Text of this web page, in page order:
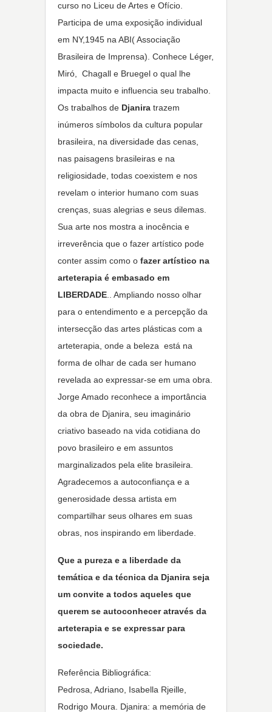
curso no Liceu de Artes e Ofício.
Participa de uma exposição individual
em NY,1945 na ABI( Associação
Brasileira de Imprensa). Conhece Léger,
Miró, Chagall e Bruegel o qual lhe
impacta muito e influencia seu trabalho.
Os trabalhos de Djanira trazem
inúmeros símbolos da cultura popular
brasileira, na diversidade das cenas,
nas paisagens brasileiras e na
religiosidade, todas coexistem e nos
revelam o interior humano com suas
crenças, suas alegrias e seus dilemas.
Sua arte nos mostra a inocência e
irreverência que o fazer artístico pode
conter assim como o fazer artístico na
arteterapia é embasado em
LIBERDADE .. Ampliando nosso olhar
para o entendimento e a percepção da
intersecção das artes plásticas com a
arteterapia, onde a beleza está na
forma de olhar de cada ser humano
revelada ao expressar-se em uma obra.
Jorge Amado reconhece a importância
da obra de Djanira, seu imaginário
criativo baseado na vida cotidiana do
povo brasileiro e em assuntos
marginalizados pela elite brasileira.
Agradecemos a autoconfiança e a
generosidade dessa artista em
compartilhar seus olhares em suas
obras, nos inspirando em liberdade.
Que a pureza e a liberdade da
temática e da técnica da Djanira seja
um convite a todos aqueles que
querem se autoconhecer através da
arteterapia e se expressar para
sociedade.
Referência Bibliográfica:
Pedrosa, Adriano, Isabella Rjeille,
Rodrigo Moura. Djanira: a memória de